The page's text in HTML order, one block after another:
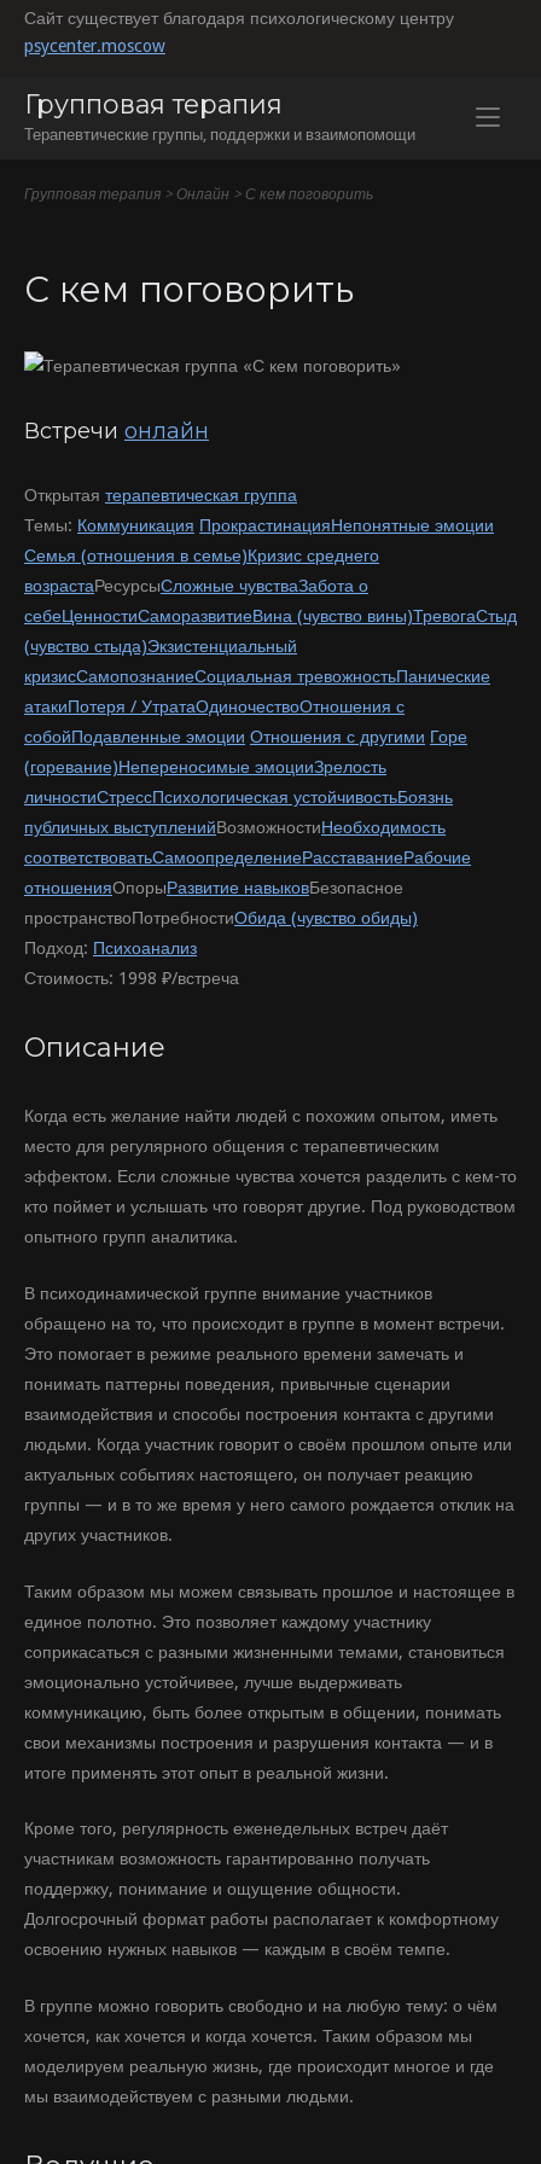
Перейти
Сайт существует благодаря психологическому центру
psycenter.moscow
Групповая терапия
Терапевтические группы, поддержки и взаимопомощи
Групповая терапия > Онлайн > С кем поговорить
С кем поговорить
Встречи онлайн
Открытая терапевтическая группа
Темы: Коммуникация ПрокрастинацияНепонятные эмоции
Семья (отношения в семье)Кризис среднего
возрастаРесурсыСложные чувстваЗабота о
себеЦенностиСаморазвитиеВина (чувство вины)ТревогаСтыд
(чувство стыда)Экзистенциальный
кризисСамопознаниеСоциальная тревожностьПанические
атакиПотеря / УтратаОдиночествоОтношения с
собойПодавленные эмоции Отношения с другими Горе
(горевание)Непереносимые эмоцииЗрелость
личностиСтрессПсихологическая устойчивостьБоязнь
публичных выступленийВозможностиНеобходимость
соответствоватьСамоопределениеРасставаниеРабочие
отношенияОпорыРазвитие навыковБезопасное
пространствоПотребностиОбида (чувство обиды)
Подход: Психоанализ
Стоимость: 1998 ₽/встреча
Описание
Когда есть желание найти людей с похожим опытом, иметь
место для регулярного общения с терапевтическим
эффектом. Если сложные чувства хочется разделить с кем-то
кто поймет и услышать что говорят другие. Под руководством
опытного групп аналитика.
В психодинамической группе внимание участников
обращено на то, что происходит в группе в момент встречи.
Это помогает в режиме реального времени замечать и
понимать паттерны поведения, привычные сценарии
взаимодействия и способы построения контакта с другими
людьми. Когда участник говорит о своём прошлом опыте или
актуальных событиях настоящего, он получает реакцию
группы — и в то же время у него самого рождается отклик на
других участников.
Таким образом мы можем связывать прошлое и настоящее в
единое полотно. Это позволяет каждому участнику
соприкасаться с разными жизненными темами, становиться
эмоционально устойчивее, лучше выдерживать
коммуникацию, быть более открытым в общении, понимать
свои механизмы построения и разрушения контакта — и в
итоге применять этот опыт в реальной жизни.
Кроме того, регулярность еженедельных встреч даёт
участникам возможность гарантированно получать
поддержку, понимание и ощущение общности.
Долгосрочный формат работы располагает к комфортному
освоению нужных навыков — каждым в своём темпе.
В группе можно говорить свободно и на любую тему: о чём
хочется, как хочется и когда хочется. Таким образом мы
моделируем реальную жизнь, где происходит многое и где
мы взаимодействуем с разными людьми.